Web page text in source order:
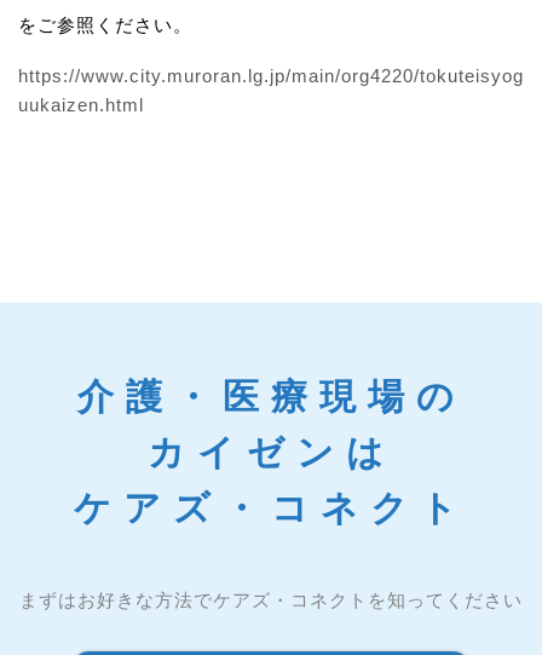
をご参照ください。
https://www.city.muroran.lg.jp/main/org4220/tokuteisyog
uukaizen.html
介護・医療現場の
カイゼンは
ケアズ・コネクト
まずはお好きな方法でケアズ・コネクトを知ってください